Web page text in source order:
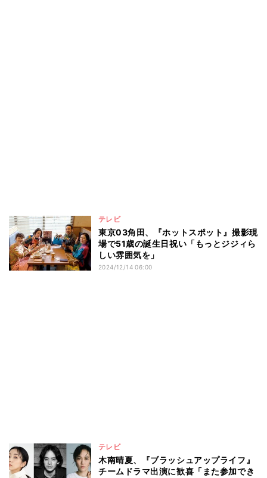
テレビ
東京03角田、『ホットスポット』撮影現
場で51歳の誕生日祝い「もっとジジィら
しい雰囲気を」
2024/12/14 06:00
テレビ
木南晴夏、『ブラッシュアップライフ』
チームドラマ出演に歓喜「また参加でき